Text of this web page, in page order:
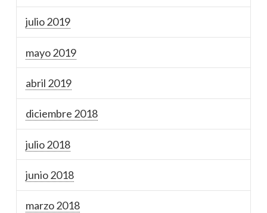
julio 2019
mayo 2019
abril 2019
diciembre 2018
julio 2018
junio 2018
marzo 2018